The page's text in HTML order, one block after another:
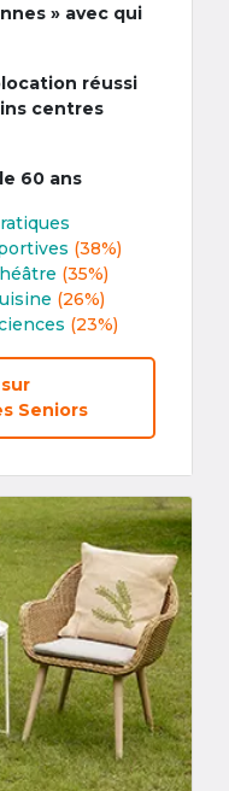
» avec qui
réussi
centres
60 ans
(38%)
(35%)
(26%)
(23%)
sur
Seniors